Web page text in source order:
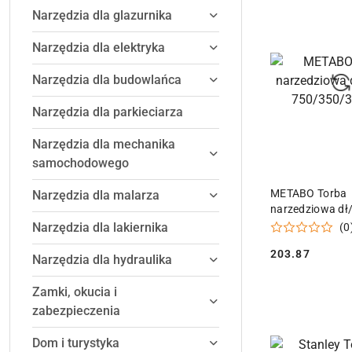
Narzędzia dla glazurnika
Narzędzia dla elektryka
Narzędzia dla budowlańca
Narzędzia dla parkieciarza
Narzędzia dla mechanika
samochodowego
Narzędzia dla malarza
Narzędzia dla lakiernika
Narzędzia dla hydraulika
Zamki, okucia i
zabezpieczenia
Dom i turystyka
METABO Torba
narzedziowa
750/350/
Cena:
203.87
DODAJ